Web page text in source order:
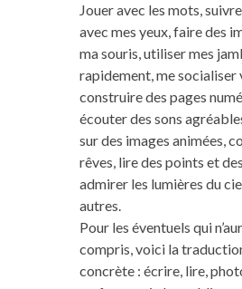
Jouer avec les mots,
avec mes yeux, faire des
ma souris, utiliser mes
rapidement, me
construire des pages
écouter des sons
sur des images animées,
rêves, lire des points et
admirer les lumières du
autres.
Pour les éventuels qui
compris, voici la
concrète : écrire, lire,